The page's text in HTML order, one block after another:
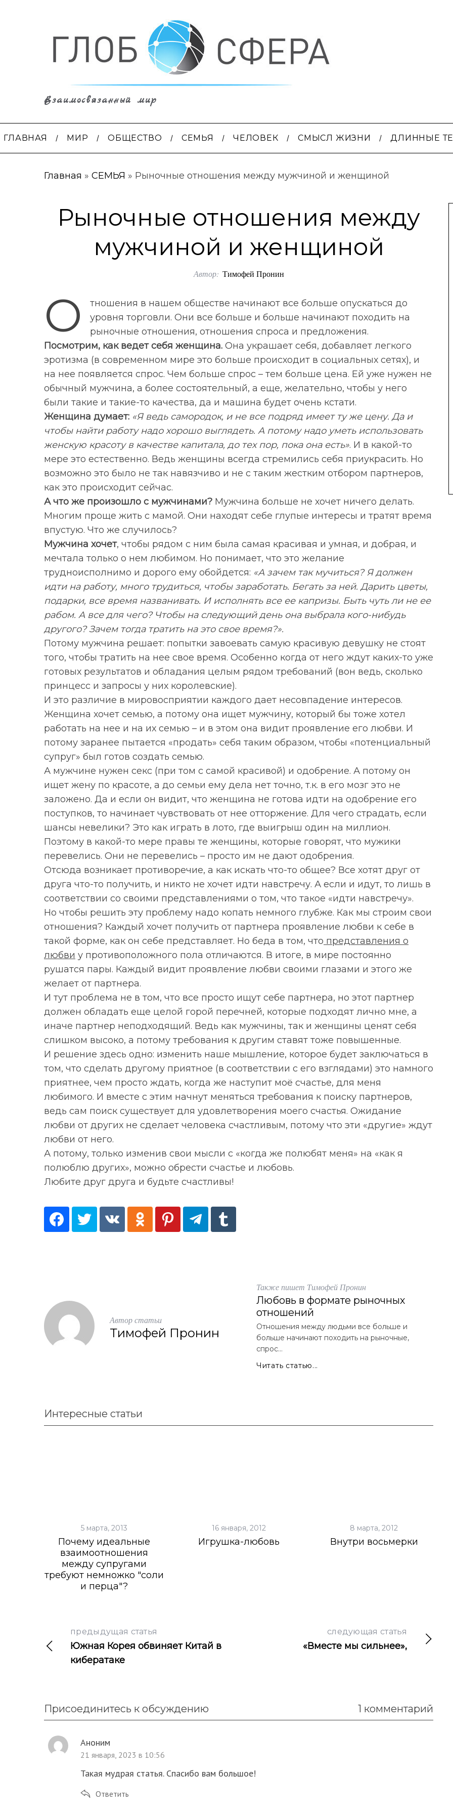
Взаимосвязанный мир
ГЛАВНАЯ МИР ОБЩЕСТВО СЕМЬЯ ЧЕЛОВЕК СМЫСЛ ЖИЗНИ ДЛИННЫЕ
Главная » СЕМЬЯ » Рыночные отношения между мужчиной и женщиной
Рыночные отношения между
мужчиной и женщиной
Автор: Тимофей Пронин
О
тношения в нашем обществе начинают все больше опускаться до
уровня торговли. Они все больше и больше начинают походить на
рыночные отношения, отношения спроса и предложения.
Посмотрим, как ведет себя женщина. Она украшает себя, добавляет легкого
эротизма (в современном мире это больше происходит в социальных сетях), и
на нее появляется спрос. Чем больше спрос – тем больше цена. Ей уже нужен не
обычный мужчина, а более состоятельный, а еще, желательно, чтобы у него
были такие и такие-то качества, да и машина будет очень кстати.
Женщина думает: «Я ведь самородок, и не все подряд имеет ту же цену. Да и
чтобы найти работу надо хорошо выглядеть. А потому надо уметь использовать
женскую красоту в качестве капитала, до тех пор, пока она есть». И в какой-то
мере это естественно. Ведь женщины всегда стремились себя приукрасить. Но
возможно это было не так навязчиво и не с таким жестким отбором партнеров,
как это происходит сейчас.
А что же произошло с мужчинами? Мужчина больше не хочет ничего делать.
Многим проще жить с мамой. Они находят себе глупые интересы и тратят время
впустую. Что же случилось?
Мужчина хочет, чтобы рядом с ним была самая красивая и умная, и добрая, и
мечтала только о нем любимом. Но понимает, что это желание
трудноисполнимо и дорого ему обойдется: «А зачем так мучиться? Я должен
идти на работу, много трудиться, чтобы заработать. Бегать за ней. Дарить цветы,
подарки, все время названивать. И исполнять все ее капризы. Быть чуть ли не ее
рабом. А все для чего? Чтобы на следующий день она выбрала кого-нибудь
другого? Зачем тогда тратить на это свое время?».
Потому мужчина решает: попытки завоевать самую красивую девушку не стоят
того, чтобы тратить на нее свое время. Особенно когда от него ждут каких-то уже
готовых результатов и обладания целым рядом требований (вон ведь, сколько
принцесс и запросы у них королевские).
И это различие в мировосприятии каждого дает несовпадение интересов.
Женщина хочет семью, а потому она ищет мужчину, который бы тоже хотел
работать на нее и на их семью – и в этом она видит проявление его любви. И
потому заранее пытается «продать» себя таким образом, чтобы «потенциальный
супруг» был готов создать семью.
А мужчине нужен секс (при том с самой красивой) и одобрение. А потому он
ищет жену по красоте, а до семьи ему дела нет точно, т.к. в его мозг это не
заложено. Да и если он видит, что женщина не готова идти на одобрение его
поступков, то начинает чувствовать от нее отторжение. Для чего страдать, если
шансы невелики? Это как играть в лото, где выигрыш один на миллион.
Поэтому в какой-то мере правы те женщины, которые говорят, что мужики
перевелись. Они не перевелись – просто им не дают одобрения.
Отсюда возникает противоречие, а как искать что-то общее? Все хотят друг от
друга что-то получить, и никто не хочет идти навстречу. А если и идут, то лишь в
соответствии со своими представлениями о том, что такое «идти навстречу».
Но чтобы решить эту проблему надо копать немного глубже. Как мы строим свои
отношения? Каждый хочет получить от партнера проявление любви к себе в
такой форме, как он себе представляет. Но беда в том, что представления о
любви у противоположного пола отличаются. В итоге, в мире постоянно
рушатся пары. Каждый видит проявление любви своими глазами и этого же
желает от партнера.
И тут проблема не в том, что все просто ищут себе партнера, но этот партнер
должен обладать еще целой горой перечней, которые подходят лично мне, а
иначе партнер неподходящий. Ведь как мужчины, так и женщины ценят себя
слишком высоко, а потому требования к другим ставят тоже повышенные.
И решение здесь одно: изменить наше мышление, которое будет заключаться в
том, что сделать другому приятное (в соответствии с его взглядами) это намного
приятнее, чем просто ждать, когда же наступит моё счастье, для меня
любимого. И вместе с этим начнут меняться требования к поиску партнеров,
ведь сам поиск существует для удовлетворения моего счастья. Ожидание
любви от других не сделает человека счастливым, потому что эти «другие» ждут
любви от него.
А потому, только изменив свои мысли с «когда же полюбят меня» на «как я
полюблю других», можно обрести счастье и любовь.
Любите друг друга и будьте счастливы!
Автор статьи
Тимофей Пронин
Также пишет Тимофей Пронин
Любовь в формате рыночных
отношений
Отношения между людьми все больше и
больше начинают походить на рыночные,
спрос...
Читать статью...
Интересные статьи
5 марта, 2013
Почему идеальные
взаимоотношения
между супругами
требуют немножко "соли
и перца"?
16 января, 2012
Игрушка-любовь
8 марта, 2012
Внутри восьмерки
предыдущая статья
Южная Корея обвиняет Китай в
кибератаке
следующая статья
«Вместе мы сильнее»,
Присоединитесь к обсуждению 1 комментарий
Аноним
21 января, 2023 в 10:56
Такая мудрая статья. Спасибо вам большое!
Ответить
S
e
a
c
h
f
o
:
По авторам